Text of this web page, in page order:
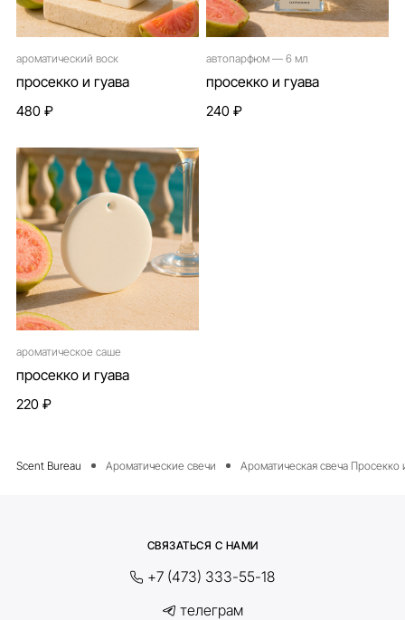
ароматический воск
просекко и гуава
480 ₽
автопарфюм — 6 мл
просекко и гуава
240 ₽
ароматическое саше
просекко и гуава
220 ₽
Ароматические свечи Ароматическая свеча Просекко
СВЯЗАТЬСЯ С НАМИ
+7 (473) 333-55-18
телеграм